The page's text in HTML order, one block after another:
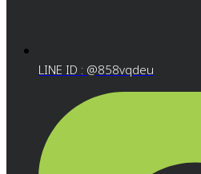
LINE ID : @858vqdeu